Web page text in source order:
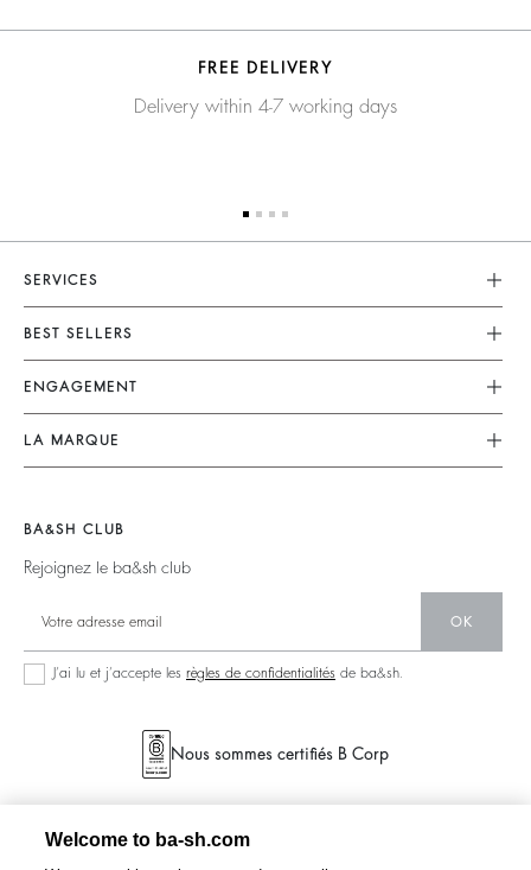
FREE DELIVERY
Delivery within 4-7 working days
SERVICES
Service Client
FAQ
Retours Et Remboursements
CGV
BEST SELLERS
Robes
Combinaisons
Tops & Chemises
Pulls & Cardigans
Dos Nus
ENGAGEMENT
Nos Engagements
Planète
Circularité
Communauté
Collection Responsable
LA MARQUE
Barbara & Sharon
125 Et Après
Nos Boutiques
BA&SH CLUB
Rejoignez le ba&sh club
OK
J’ai lu et j’accepte les règles de confidentialités de ba&sh.
Nous sommes certifiés B Corp
Welcome to ba-sh.com